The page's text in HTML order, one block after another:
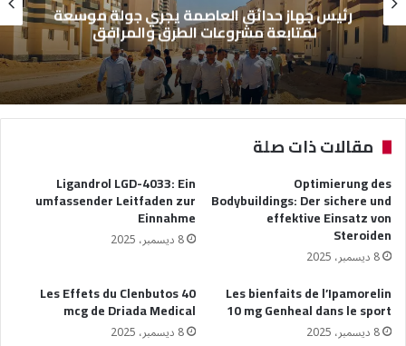
رئيس جهاز حدائق العاصمة يجري جولة موسعة
لمتابعة مشروعات الطرق والمرافق
مقالات ذات صلة
Optimierung des
Bodybuildings: Der sichere und
effektive Einsatz von
Steroiden
8 ديسمبر، 2025
Ligandrol LGD-4033: Ein
umfassender Leitfaden zur
Einnahme
8 ديسمبر، 2025
Les bienfaits de l’Ipamorelin
10 mg Genheal dans le sport
8 ديسمبر، 2025
Les Effets du Clenbutos 40
mcg de Driada Medical
8 ديسمبر، 2025